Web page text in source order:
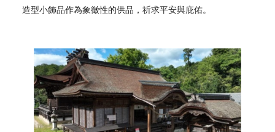
造型小飾品作為象徵性的供品，祈求平安與庇佑。